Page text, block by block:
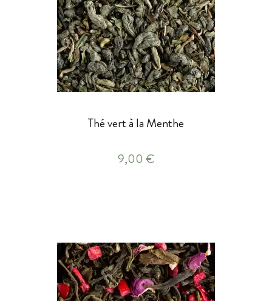
Thé vert à la Menthe
9,00 €